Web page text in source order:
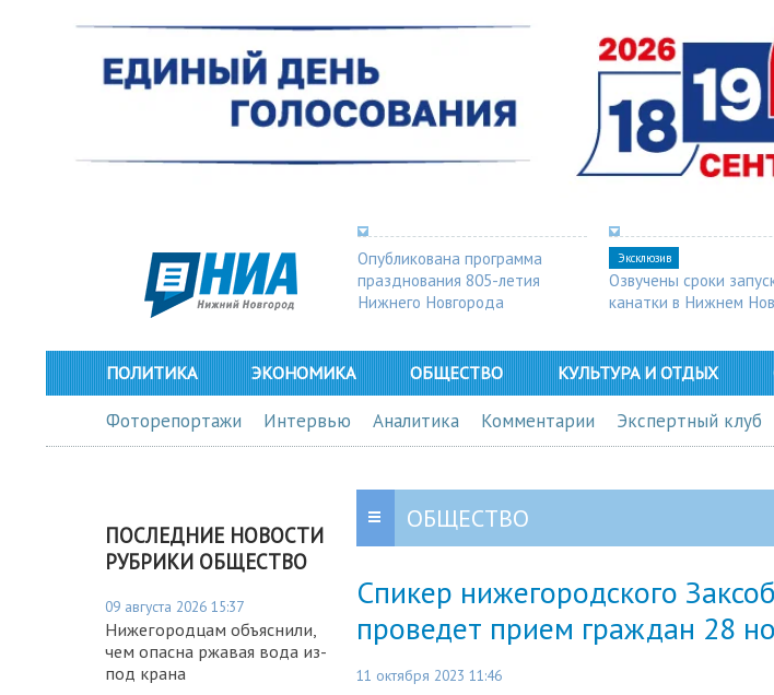
Опубликована программа
празднования 805-летия
Нижнего Новгорода
Эксклюзив
Озвучены сроки
канатки в Нижнем
ПОЛИТИКА ЭКОНОМИКА ОБЩЕСТВО КУЛЬТУРА И ОТДЫХ
Фоторепортажи Интервью Аналитика Комментарии Экспертный клуб
ПОСЛЕДНИЕ НОВОСТИ
РУБРИКИ ОБЩЕСТВО
09 августа 2026 15:37
Нижегородцам объяснили,
чем опасна ржавая вода из-
под крана
ОБЩЕСТВО
Спикер нижегородского
проведет прием граждан 28
11 октября 2023 11:46